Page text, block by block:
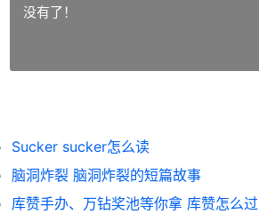
没有了！
Sucker sucker怎么读
脑洞炸裂 脑洞炸裂的短篇故事
库赞手办、万钻奖池等你拿 库赞怎么过